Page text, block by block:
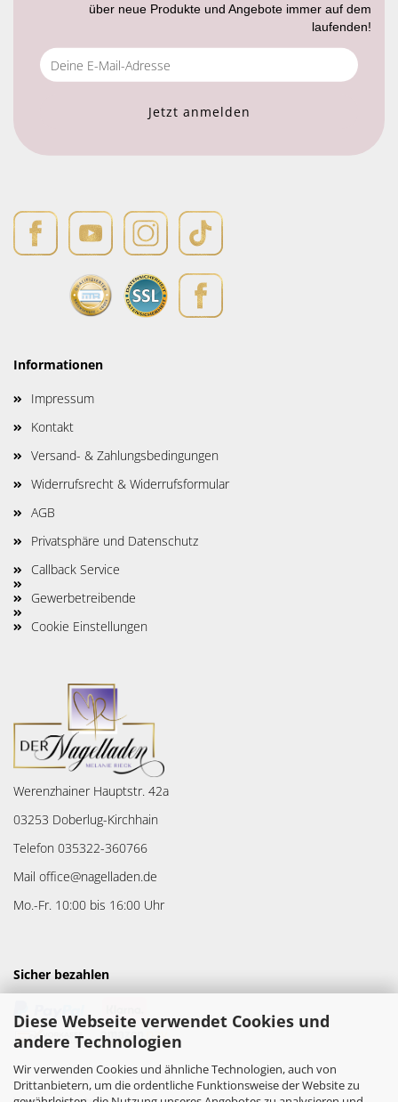
Diese Webseite verwendet Cookies und
andere Technologien
Wir verwenden Cookies und ähnliche Technologien, auch von
Drittanbietern, um die ordentliche Funktionsweise der Website zu
über neue Produkte und Angebote immer auf dem
laufenden!
Informationen
Impressum
Kontakt
Versand- & Zahlungsbedingungen
Widerrufsrecht & Widerrufsformular
AGB
Privatsphäre und Datenschutz
Callback Service
Gewerbetreibende
Cookie Einstellungen
Werenzhainer Hauptstr. 42a
03253 Doberlug-Kirchhain
Telefon 035322-360766
Mail office@nagelladen.de
Mo.-Fr. 10:00 bis 16:00 Uhr
Sicher bezahlen